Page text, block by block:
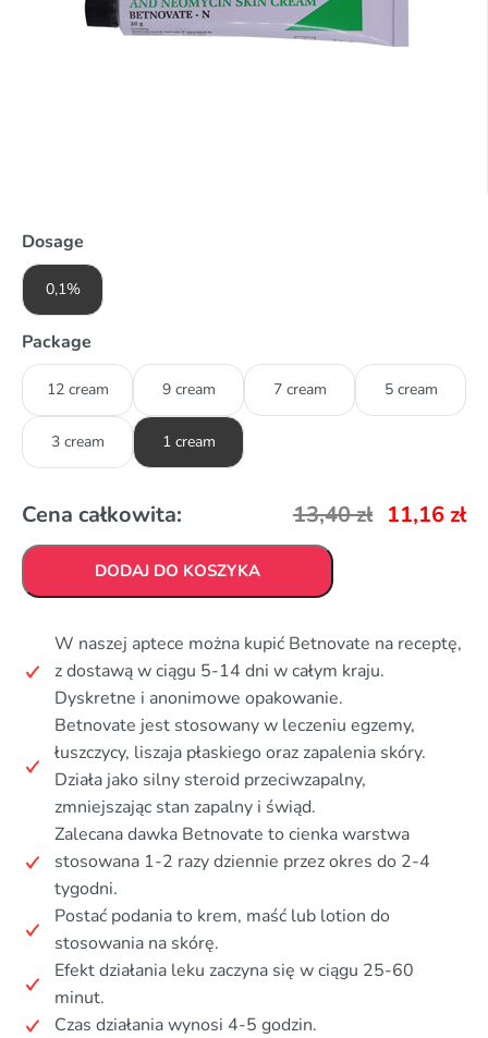
Dosage
0,1%
Package
12 cream 9 cream 7 cream 5 cream
3 cream 1 cream
Cena całkowita: 13,40zł 11,16 zł
DODAJ DO KOSZYKA
W naszej aptece można kupić Betnovate na receptę,
z dostawą w ciągu 5-14 dni w całym kraju.
Dyskretne i anonimowe opakowanie.
Betnovate jest stosowany w leczeniu egzemy,
łuszczycy, liszaja płaskiego oraz zapalenia skóry.
Działa jako silny steroid przeciwzapalny,
zmniejszając stan zapalny i świąd.
Zalecana dawka Betnovate to cienka warstwa
stosowana 1-2 razy dziennie przez okres do 2-4
tygodni.
Postać podania to krem, maść lub lotion do
stosowania na skórę.
Efekt działania leku zaczyna się w ciągu 25-60
minut.
Czas działania wynosi 4-5 godzin.